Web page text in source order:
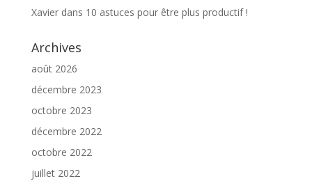
Xavierdans 10 astuces pour être plus productif !
Archives
août 2026
décembre 2023
octobre 2023
décembre 2022
octobre 2022
juillet 2022